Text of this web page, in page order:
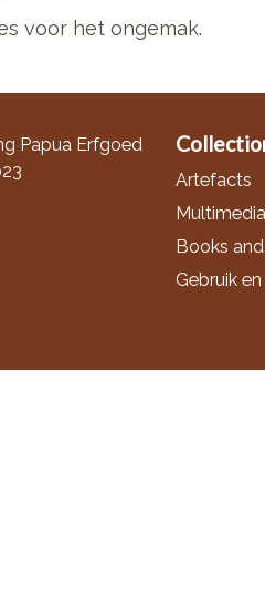
voor het ongemak.
Papua Erfgoed
Artefacts
Multimedia
Books
Gebruik